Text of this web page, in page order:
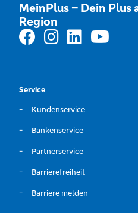
MeinPlus – Dein
Region
Service
Kundenservice
Bankenservice
Partnerservice
Barrierefreiheit
Barriere melden